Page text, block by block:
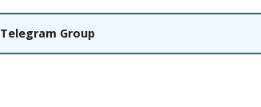
Telegram Group